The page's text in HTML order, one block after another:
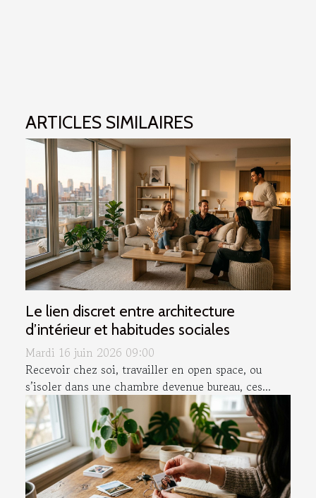
ARTICLES SIMILAIRES
Le lien discret entre architecture
d’intérieur et habitudes sociales
Mardi 16 juin 2026 09:00
Recevoir chez soi, travailler en open space, ou
s’isoler dans une chambre devenue bureau, ces...